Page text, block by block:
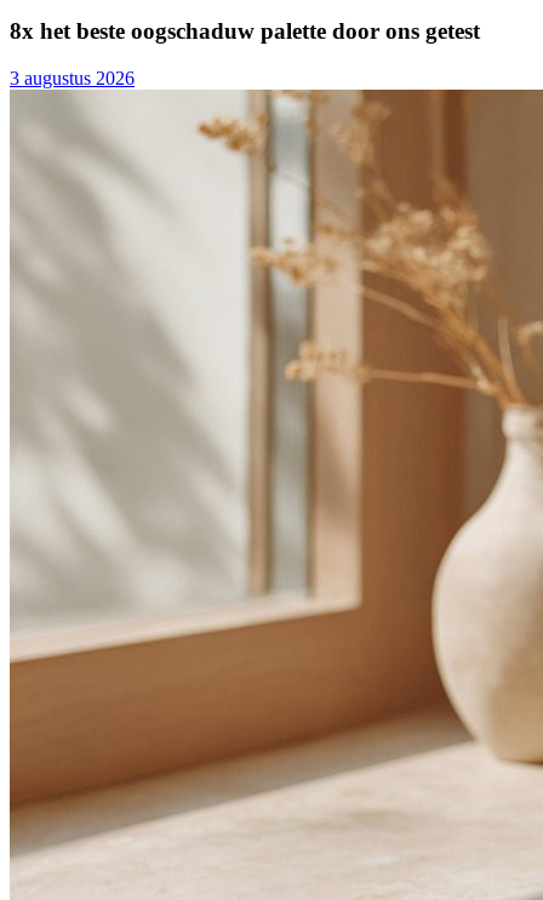
8x het beste oogschaduw palette door ons getest
3 augustus 2026